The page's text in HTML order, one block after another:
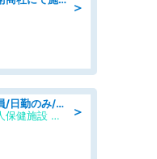
＞
＞
「介護事務」資格必須/正職員/日勤のみ/介護老人保健施設
医療法人社団幸紀会/介護老人保健施設 グリーンビラ安江